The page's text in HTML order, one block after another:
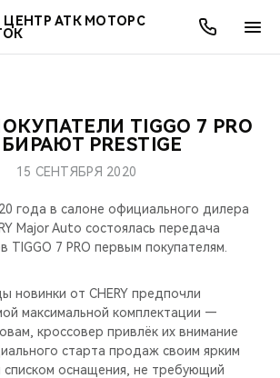
ЦЕНТР АТК МОТОРС
МОДЕЛИ
ПОКУПАТЕЛЯМ
ВЛАДЕЛЬЦАМ
МИР CHERY
АКЦИИ
ОНЛАЙН СЕРВИСЫ
О КОМПАНИИTIGGO 7 PRO
PRESTIGE
15 СЕНТЯБРЯ 2020
года в салоне официального дилера
Major Auto состоялась передача
TIGGO 7 PRO первым покупателям.
новинки от CHERY предпочли
максимальной комплектации —
кроссовер привлёк их внимание
старта продаж своим ярким
оснащения, не требующий